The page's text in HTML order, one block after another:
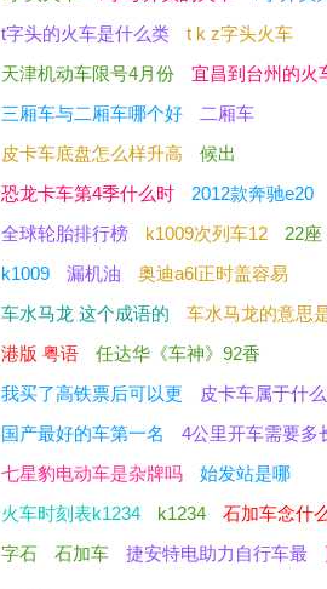
t字头的火车是什么类
t k z字头火车
天津机动车限号4月份
宜昌到台州的火
三厢车与二厢车哪个好
二厢车
皮卡车底盘怎么样升高
候出
恐龙卡车第4季什么时
2012款奔驰e20
全球轮胎排行榜
k1009次列车12 22座
k1009
漏机油
奥迪a6l正时盖容易
车水马龙 这个成语的
车水马龙的意思
港版 粤语
任达华《车神》92香
我买了高铁票后可以更
皮卡车属于什
国产最好的车第一名
4公里开车需要多
七星豹电动车是杂牌吗
始发站是哪
火车时刻表k1234
k1234
石加车念什
字石
石加车 捷安特电助力自行车最